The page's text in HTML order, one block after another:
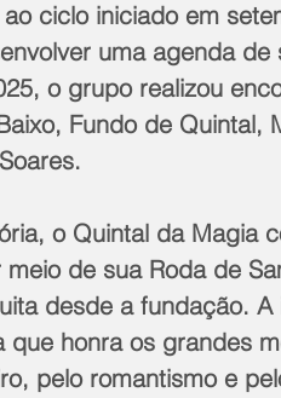
ciclo iniciado em
uma agenda
o grupo realizou
Fundo de Quintal,
o Quintal da Magia
de sua Roda de
desde a fundação.
que honra os grandes
pelo romantismo e